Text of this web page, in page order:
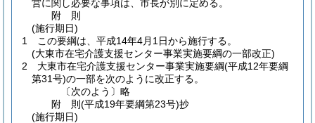
営に関し必要な事項は、市長が別に定める。
附 則
(施行期日)
1
この要綱は、平成14年4月1日から施行する。
(大東市在宅介護支援センター事業実施要綱の一部改正)
2
大東市在宅介護支援センター事業実施要綱(平成12年要綱
第31号)の一部を次のように改正する。
〔次のよう〕略
附 則(平成19年要綱第23号)抄
(施行期日)